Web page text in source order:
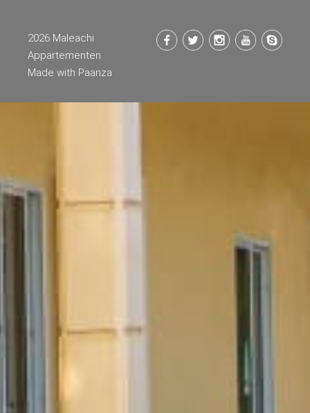
2026 Maleachi
Appartementen
Made with Paanza